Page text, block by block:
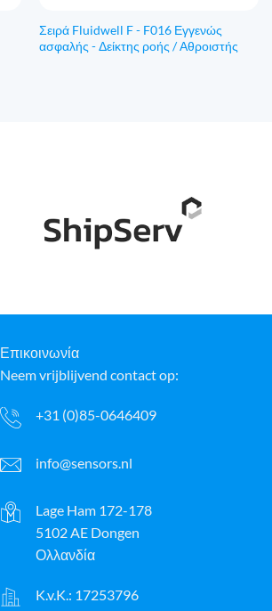
Σειρά Fluidwell F - F016 Εγγενώς
ασφαλής - Δείκτης ροής / Αθροιστής
Επικοινωνία
Neem vrijblijvend contact op:
+31 (0)85-0646409
info@sensors.nl
Lage Ham 172-178
5102 AE Dongen
Ολλανδία
K.v.K.: 17253796